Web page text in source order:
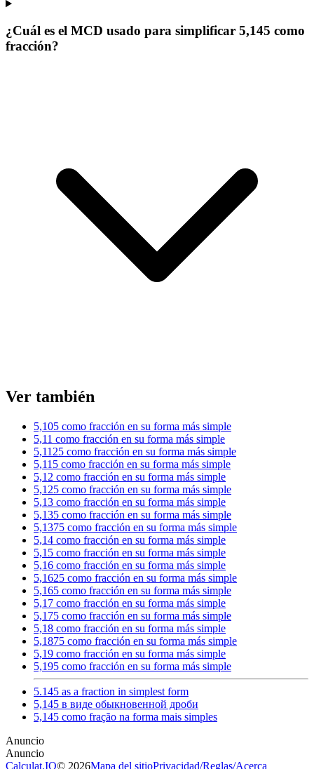
¿Cuál es el MCD usado para simplificar 5,145 como
fracción?
Ver también
5,105 como fracción en su forma más simple
5,11 como fracción en su forma más simple
5,1125 como fracción en su forma más simple
5,115 como fracción en su forma más simple
5,12 como fracción en su forma más simple
5,125 como fracción en su forma más simple
5,13 como fracción en su forma más simple
5,135 como fracción en su forma más simple
5,1375 como fracción en su forma más simple
5,14 como fracción en su forma más simple
5,15 como fracción en su forma más simple
5,16 como fracción en su forma más simple
5,1625 como fracción en su forma más simple
5,165 como fracción en su forma más simple
5,17 como fracción en su forma más simple
5,175 como fracción en su forma más simple
5,18 como fracción en su forma más simple
5,1875 como fracción en su forma más simple
5,19 como fracción en su forma más simple
5,195 como fracción en su forma más simple
5.145 as a fraction in simplest form
5,145 в виде обыкновенной дроби
5,145 como fração na forma mais simples
Calculat.IO© 2026Mapa del sitioPrivacidad/Reglas/Acerca